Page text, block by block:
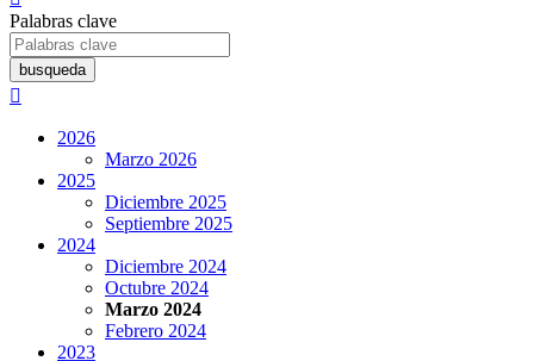
Palabras clave
busqueda

2026
Marzo 2026
2025
Diciembre 2025
Septiembre 2025
2024
Diciembre 2024
Octubre 2024
Marzo 2024
Febrero 2024
2023